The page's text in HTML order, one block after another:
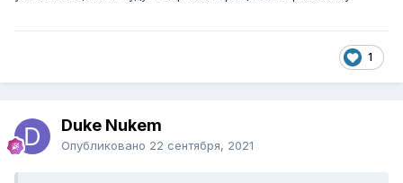
1
Duke Nukem
Опубликовано 22 сентября, 2021